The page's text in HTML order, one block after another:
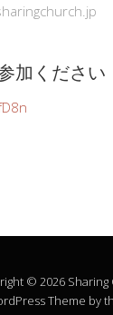
加ください
© 2026 Sharing
Theme by